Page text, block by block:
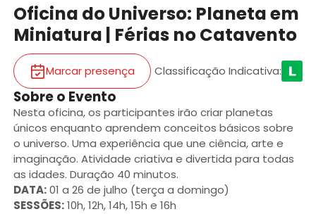
Oficina do Universo: Planeta em
Miniatura | Férias no Catavento
Marcar presença Classificação Indicativa:
Sobre o Evento
Nesta oficina, os participantes irão criar planetas
únicos enquanto aprendem conceitos básicos sobre
o universo. Uma experiência que une ciência, arte e
imaginação. Atividade criativa e divertida para todas
as idades. Duração 40 minutos.
DATA:01 a 26 de julho (terça a domingo)
SESSÕES:10h, 12h, 14h, 15h e 16h